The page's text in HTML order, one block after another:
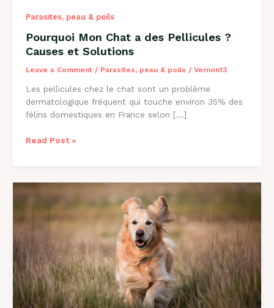
Parasites, peau & poils
Pourquoi Mon Chat a des Pellicules ?
Causes et Solutions
Leave a Comment / Parasites, peau & poils / Vernon13
Les pellicules chez le chat sont un problème
dermatologique fréquent qui touche environ 35% des
félins domestiques en France selon […]
Pourquoi
Pellicules
et
Solutions
Read Post »